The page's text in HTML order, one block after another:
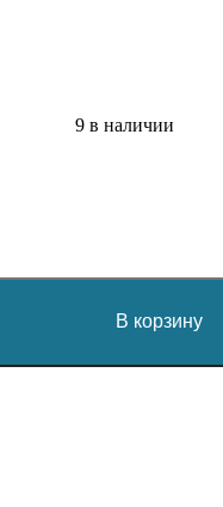
9 в наличии
В корзину